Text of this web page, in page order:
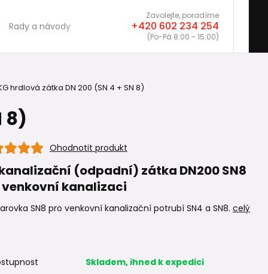
Rady a návody
Zavolejte, poradíme
+420 602 234 254
(Po-Pá 8:00 - 15:00)
hrdlová zátka DN 200 (SN 4 + SN 8)
8)
Ohodnotit produkt
(odpadní) zátka DN200 SN8
kanalizaci
SN8 pro venkovní kanalizační potrubí SN4 a SN8. celý
Skladem, ihned k expedici